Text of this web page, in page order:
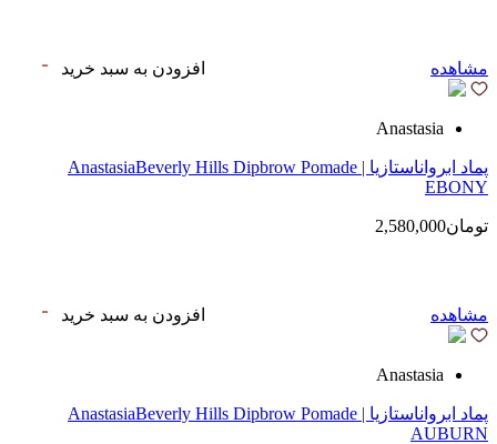
مشاهده افزودن به سبد خرید
Anastasia
پماد ابرواناستازیا | AnastasiaBeverly Hills Dipbrow Pomade
EBONY
تومان2,580,000
مشاهده افزودن به سبد خرید
Anastasia
پماد ابرواناستازیا | AnastasiaBeverly Hills Dipbrow Pomade
AUBURN